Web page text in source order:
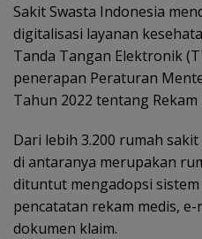
Sakit Swasta Indonesia
digitalisasi layanan
Tanda Tangan Elektronik
penerapan Peraturan
Tahun 2022 tentang
Dari lebih 3.200 rumah
di antaranya merupakan
dituntut mengadopsi
pencatatan rekam medis,
dokumen klaim.